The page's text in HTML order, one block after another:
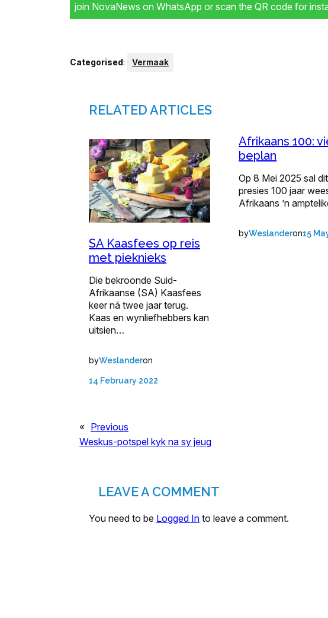
join NovaNews on WhatsApp or scan the QR code for
Categorised: Vermaak
RELATED ARTICLES
SA Kaasfees op reis
met pieknieks
Die bekroonde Suid-
Afrikaanse (SA) Kaasfees
keer ná twee jaar terug.
Kaas en wynliefhebbers kan
uitsien…
byWeslanderon
14 February 2022
Afrikaans 100:
beplan
Op 8 Mei 2025 sal dit
presies 100 jaar
Afrikaans ’n
byWeslanderon15
« Previous
Weskus-potspel kyk na sy jeug
LEAVE A COMMENT
You need to be Logged In to leave a comment.